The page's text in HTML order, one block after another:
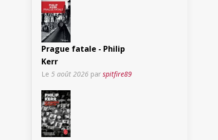
Prague fatale - Philip
Kerr
Le 5 août 2026 par spitfire89